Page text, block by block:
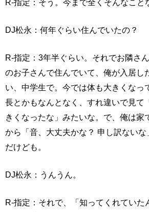
R-指定：そう。今まで全くそんなこと
DJ松永：何年ぐらい住んでいたの？
R-指定：3年半ぐらい。それでお隣さ
のお子さんで住んでいて、俺が入居し
い、中学生で。今では体も大きくなっ
長とかもなんとなく、すれ違いで見て
きくなったな」みたいな。で、俺は家
から「音、大丈夫かな？ 申し訳ない
だけども。
DJ松永：うんうん。
R-指定：それで、「知ってくれていた